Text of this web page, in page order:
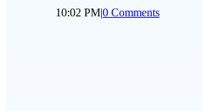
10:02 PM|0 Comments